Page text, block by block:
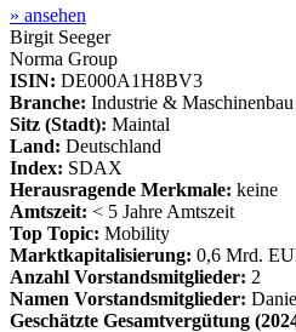
» ansehen
Birgit Seeger
Norma Group
ISIN: DE000A1H8BV3
Branche: Industrie & Maschinenbau
Sitz (Stadt): Maintal
Land: Deutschland
Index: SDAX
Herausragende Merkmale: keine
Amtszeit: < 5 Jahre Amtszeit
Top Topic: Mobility
Marktkapitalisierung: 0,6 Mrd.
Anzahl Vorstandsmitglieder: 2
Namen Vorstandsmitglieder:
Geschätzte Gesamtvergütung